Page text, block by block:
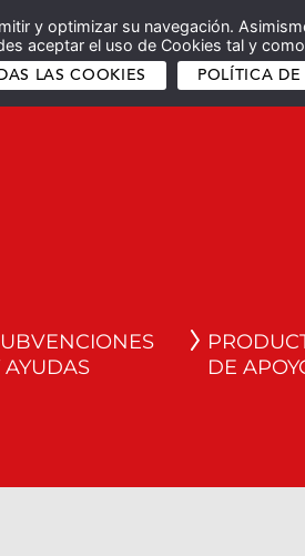
y optimizar su navegación.
aceptar el uso de Cookies tal y
LAS COOKIES POLÍTICA
AYUDAS
DE